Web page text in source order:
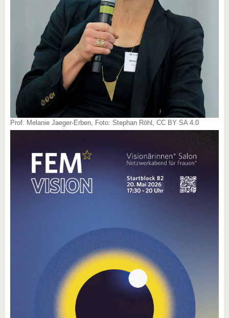
Prof. Melanie Jaeger-Erben, Foto: Stephan Röhl, CC BY SA 4.0